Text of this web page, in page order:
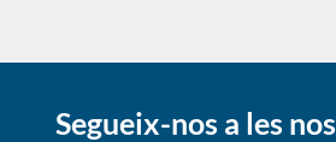
Segueix-nos a les